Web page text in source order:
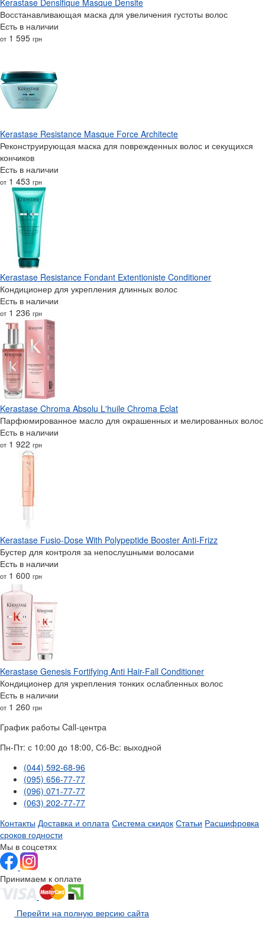
Восстанавливающая маска для увеличения густоты волос
Есть в наличии
от 1 595 грн
Kerastase Resistance Masque Force Architecte
Реконструирующая маска для поврежденных волос и секущихся
кончиков
Есть в наличии
от 1 453 грн
Kerastase Resistance Fondant Extentioniste Conditioner
Кондиционер для укрепления длинных волос
Есть в наличии
от 1 236 грн
Kerastase Chroma Absolu L'huile Chroma Eclat
Парфюмированное масло для окрашенных и мелированных волос
Есть в наличии
от 1 922 грн
Kerastase Fusio-Dose With Polypeptide Booster Anti-Frizz
Бустер для контроля за непослушными волосами
Есть в наличии
от 1 600 грн
Kerastase Genesis Fortifying Anti Hair-Fall Conditioner
Кондиционер для укрепления тонких ослабленных волос
Есть в наличии
от 1 260 грн
График работы Call-центра
Пн-Пт: с 10:00 до 18:00, Сб-Вс: выходной
(044) 592-68-96
(095) 656-77-77
(096) 071-77-77
(063) 202-77-77
Контакты Доставка и оплата Система скидок Статьи Расшифровка
сроков годности
Мы в соцсетях
Принимаем к оплате
Перейти на полную версию сайта